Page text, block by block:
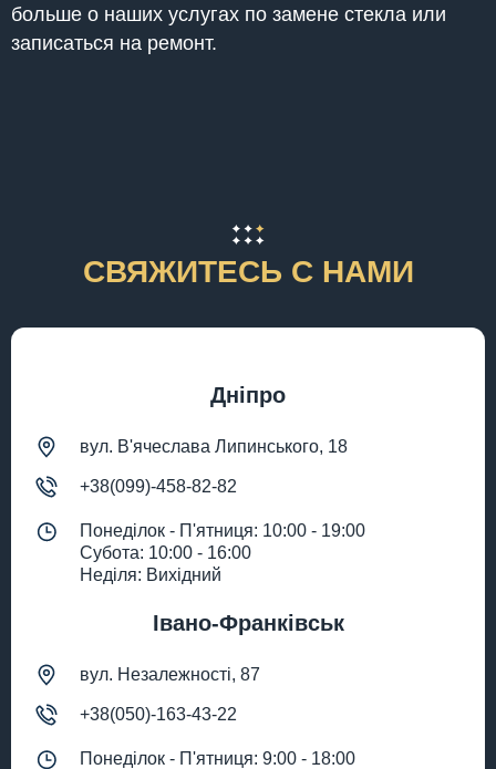
больше о наших услугах по замене стекла или
записаться на ремонт.
СВЯЖИТЕСЬ С НАМИ
Дніпро
вул. В'ячеслава Липинського, 18
+38(099)-458-82-82
Понеділок - П'ятниця: 10:00 - 19:00
Субота: 10:00 - 16:00
Неділя: Вихідний
Івано-Франківськ
вул. Незалежності, 87
+38(050)-163-43-22
Понеділок - П'ятниця: 9:00 - 18:00